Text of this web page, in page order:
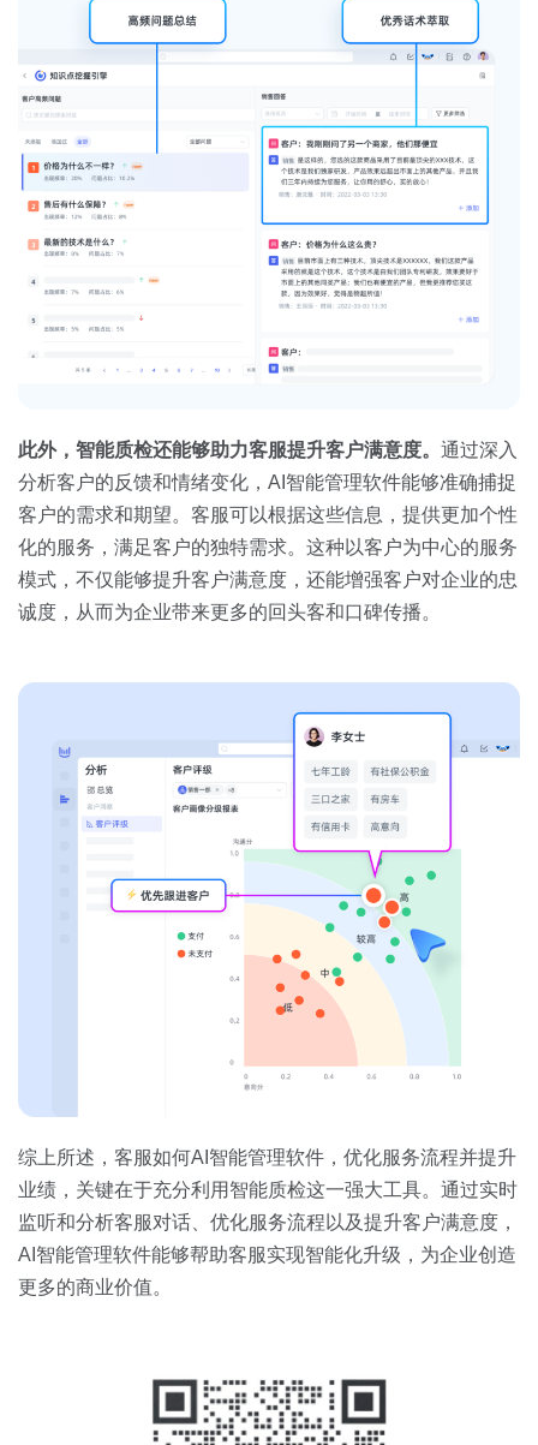
此外，智能质检还能够助力客服提升客户满意度。 通过深入
分析客户的反馈和情绪变化，AI智能管理软件能够准确捕捉
客户的需求和期望。客服可以根据这些信息，提供更加个性
化的服务，满足客户的独特需求。这种以客户为中心的服务
模式，不仅能够提升客户满意度，还能增强客户对企业的忠
诚度，从而为企业带来更多的回头客和口碑传播。
综上所述，客服如何AI智能管理软件，优化服务流程并提升
业绩，关键在于充分利用智能质检这一强大工具。通过实时
监听和分析客服对话、优化服务流程以及提升客户满意度，
AI智能管理软件能够帮助客服实现智能化升级，为企业创造
更多的商业价值。